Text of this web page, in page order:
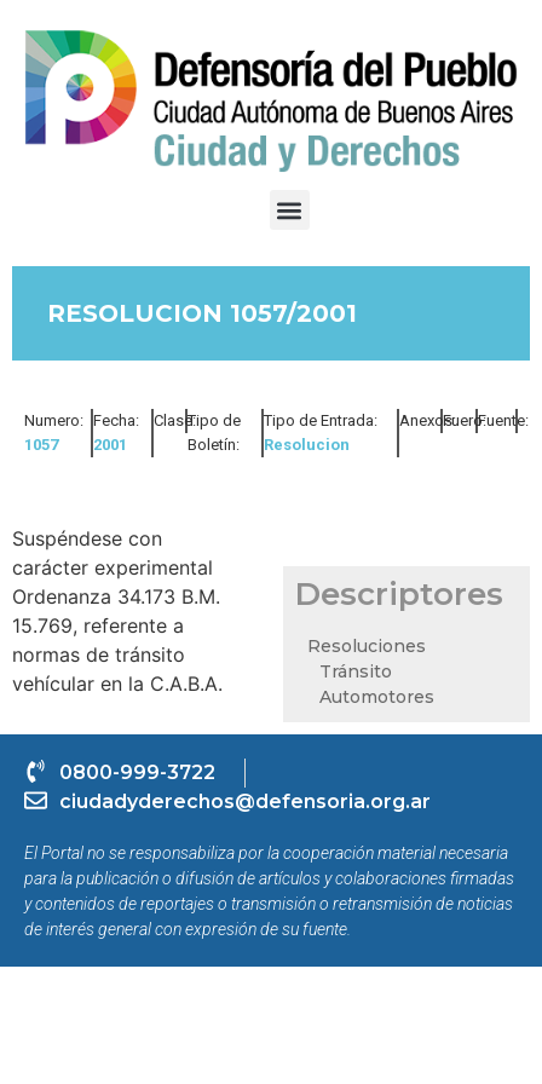
RESOLUCION 1057/2001
Numero:
1057
Fecha:
2001
Clase:Tipo de
Boletín:
Tipo de Entrada:
Resolucion
Anexos:Fuero:Fuente:
Suspéndese con
carácter experimental
Ordenanza 34.173 B.M.
15.769, referente a
normas de tránsito
vehícular en la C.A.B.A.
Descriptores
Resoluciones
Tránsito
Automotores
0800-999-3722
ciudadyderechos@defensoria.org.ar
El Portal no se responsabiliza por la cooperación material necesaria
para la publicación o difusión de artículos y colaboraciones firmadas
y contenidos de reportajes o transmisión o retransmisión de noticias
de interés general con expresión de su fuente.